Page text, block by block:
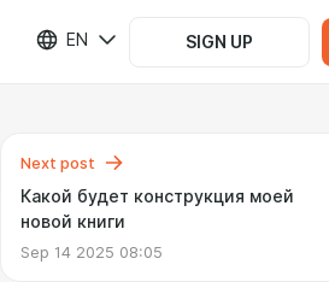
EN SIGN UP
Next post
Какой будет конструкция моей
новой книги
Sep 14 2025 08:05